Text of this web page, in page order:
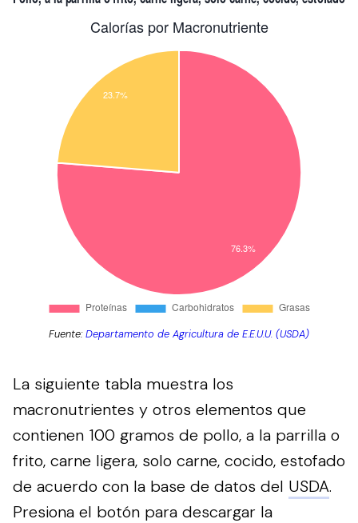
Fuente:Departamento de Agricultura de E.E.U.U. (USDA)
La siguiente tabla muestra los
macronutrientes y otros elementos que
contienen 100 gramos de pollo, a la parrilla o
frito, carne ligera, solo carne, cocido, estofado
de acuerdo con la base de datos del USDA.
Presiona el botón para descargar la